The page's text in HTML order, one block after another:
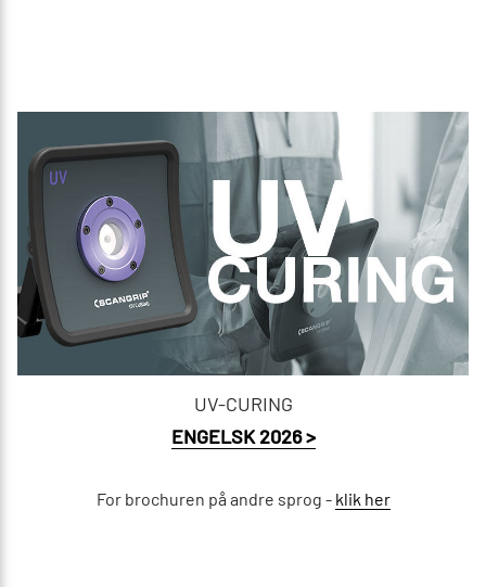
UV-CURING
ENGELSK 2026 >
For brochuren på andre sprog - klik her